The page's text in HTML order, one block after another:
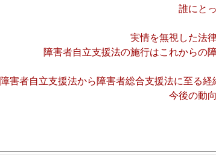
誰にと
実情を無視した法
障害者自立支援法の施行はこれからの
障害者自立支援法から障害者総合支援法に至る
今後の動